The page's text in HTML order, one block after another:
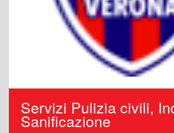
Servizi Pulizia civili,
Sanificazione